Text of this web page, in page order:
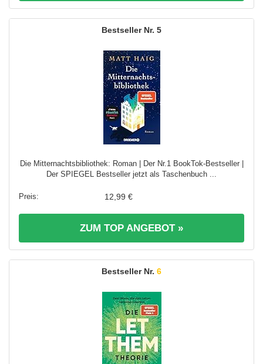
5
Die Mitternachtsbibliothek: Roman | Der Nr.1 BookTok-Bestseller |
Der SPIEGEL Bestseller jetzt als Taschenbuch ...
12,99 €
ZUM TOP ANGEBOT »
6